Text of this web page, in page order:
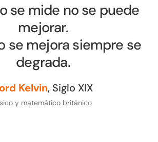
se mide no se puede
mejorar.
se mejora siempre se
degrada.
Kelvin, Siglo XIX
y matemático británico